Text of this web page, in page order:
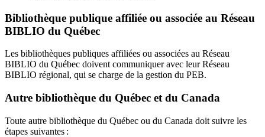
Bibliothèque publique affiliée ou associée au Réseau
BIBLIO du Québec
Les bibliothèques publiques affiliées ou associées au Réseau
BIBLIO du Québec doivent communiquer avec leur Réseau
BIBLIO régional, qui se charge de la gestion du PEB.
Autre bibliothèque du Québec et du Canada
Toute autre bibliothèque du Québec ou du Canada doit suivre les
étapes suivantes :